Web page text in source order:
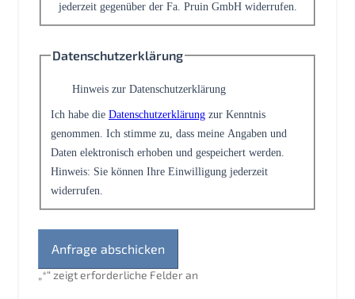
„*“ zeigt erforderliche Felder an
jederzeit gegenüber der Fa. Pruin GmbH widerrufen.
Datenschutzerklärung
Hinweis zur Datenschutzerklärung
Ich habe die Datenschutzerklärung zur Kenntnis
genommen. Ich stimme zu, dass meine Angaben und
Daten elektronisch erhoben und gespeichert werden.
Hinweis: Sie können Ihre Einwilligung jederzeit
widerrufen.